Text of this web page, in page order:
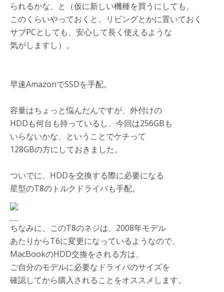
られるかな、と（仮に新しい機種を買うにしても、
このくらいやっておくと、リビングとかに置いておく
サブPCとしても、安心して長く使えるような
気がしますし）。
早速AmazonでSSDを手配。
容量はちょっと悩んだんですが、外付けの
HDDも何台も持っているし、今回は256GBも
いらないかな、ということでケチって
128GBの方にしておきました。
ついでに、HDDを交換する際に必要になる
星型のT8のトルクドライバも手配。
ちなみに、このT8のネジは、2008年モデル
あたりからT6に変更になっているようなので、
MacBookのHDD交換をされる方は、
ご自分のモデルに必要なドライバのサイズを
確認してから購入されることをオススメします。